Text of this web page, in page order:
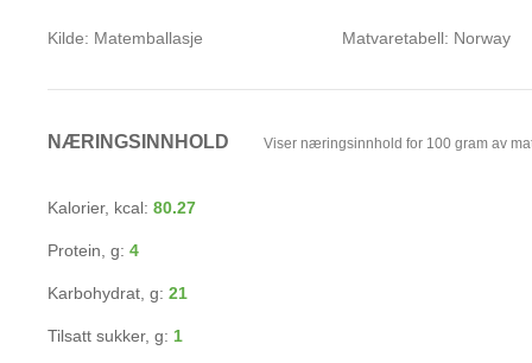
Kilde: Matemballasje Matvaretabell: Norway
NÆRINGSINNHOLD Viser næringsinnhold for 100 gram av
Kalorier, kcal: 80.27
Protein, g: 4
Karbohydrat, g: 21
Tilsatt sukker, g: 1